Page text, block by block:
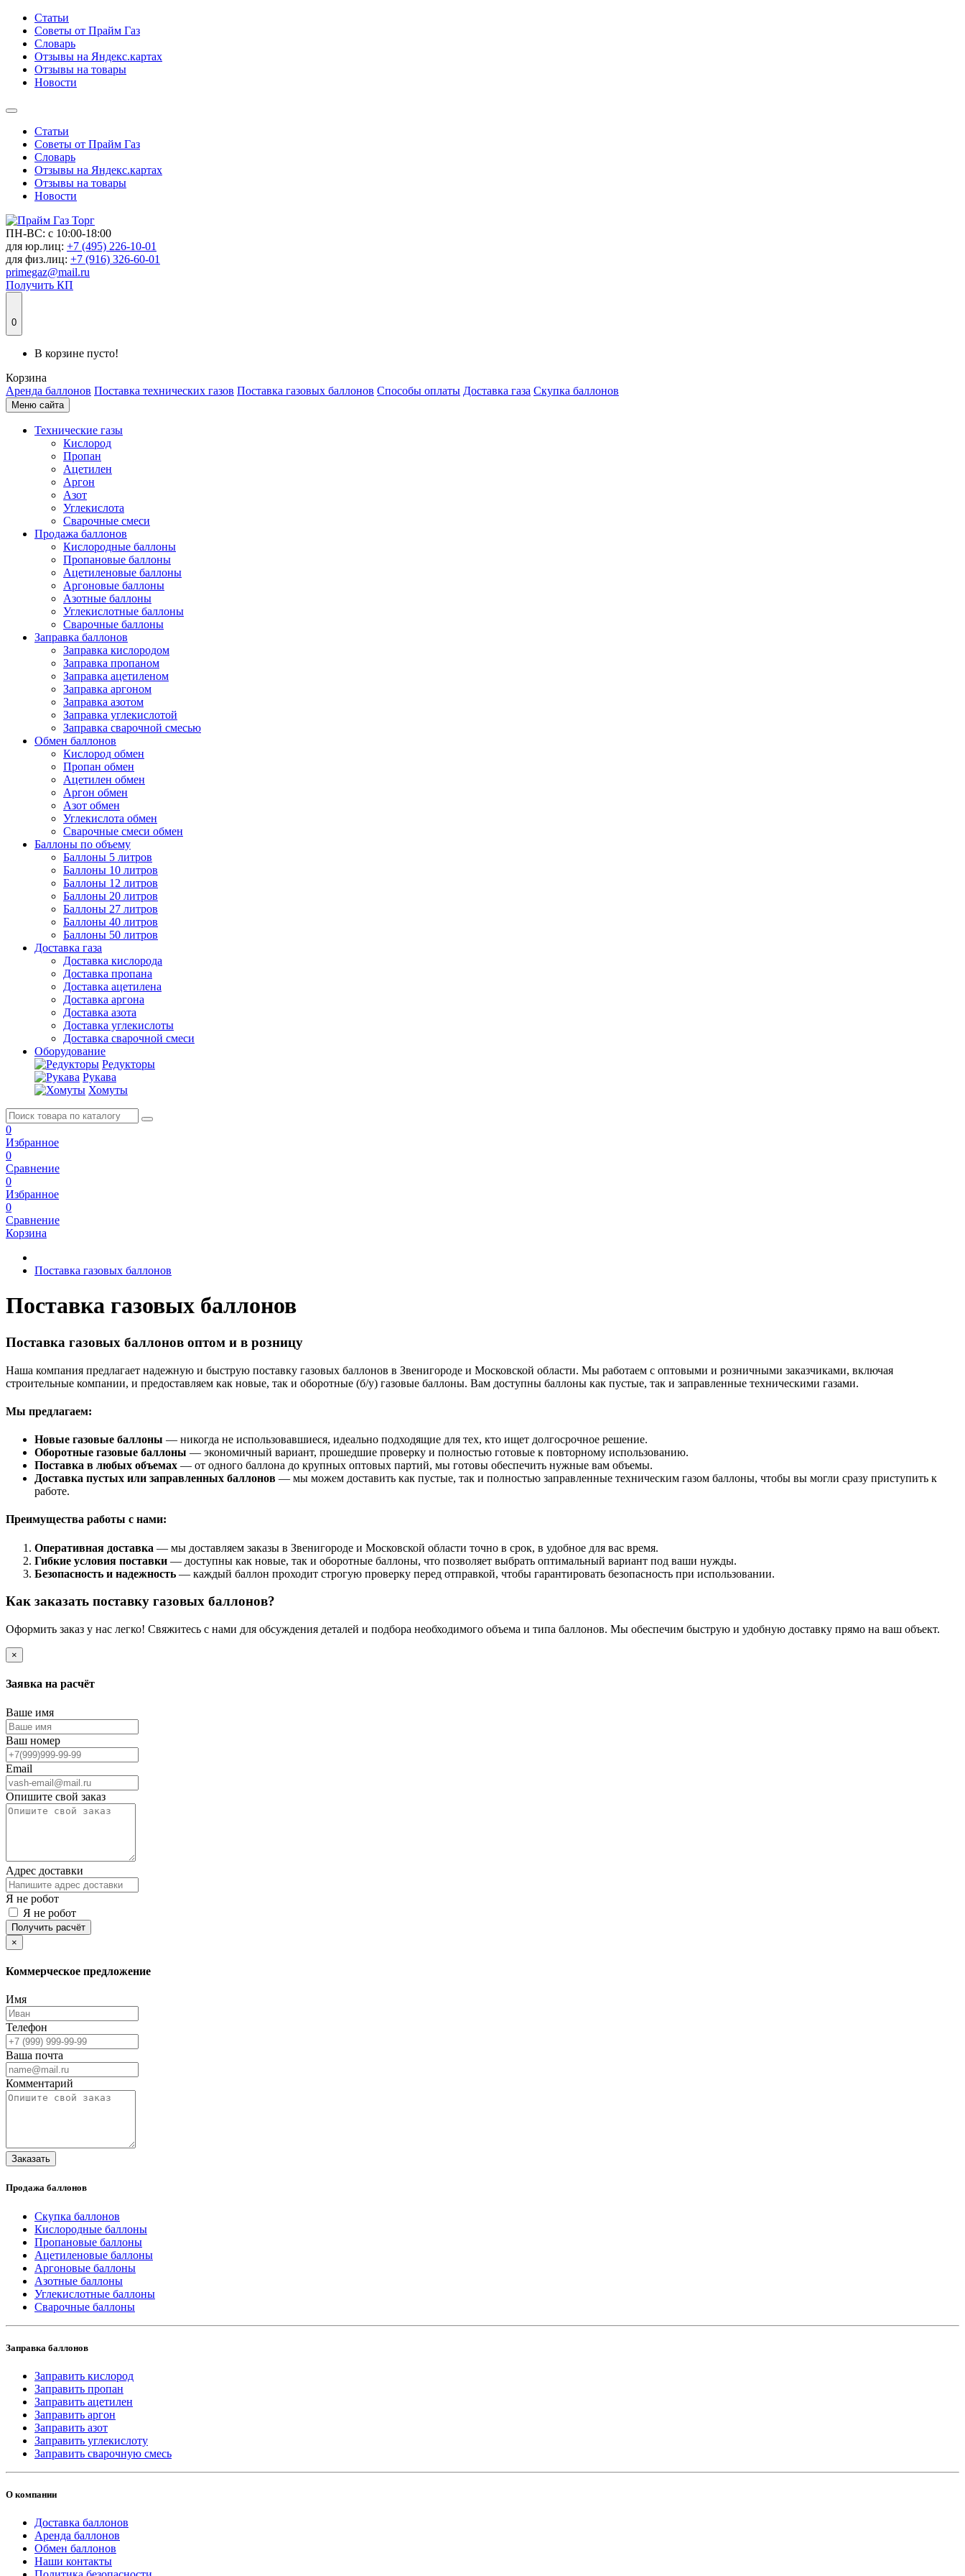
Статьи
Советы от Прайм Газ
Словарь
Отзывы на Яндекс.картах
Отзывы на товары
Новости
Статьи
Советы от Прайм Газ
Словарь
Отзывы на Яндекс.картах
Отзывы на товары
Новости
ПН-ВС: с 10:00-18:00
для юр.лиц: +7 (495) 226-10-01
для физ.лиц: +7 (916) 326-60-01
primegaz@mail.ru
Получить КП
0
В корзине пусто!
Корзина
Аренда баллонов Поставка технических газов Поставка газовых баллонов Способы оплаты Доставка газа Скупка баллонов
Меню сайта
Технические газы
Кислород
Пропан
Ацетилен
Аргон
Азот
Углекислота
Сварочные смеси
Продажа баллонов
Кислородные баллоны
Пропановые баллоны
Ацетиленовые баллоны
Аргоновые баллоны
Азотные баллоны
Углекислотные баллоны
Сварочные баллоны
Заправка баллонов
Заправка кислородом
Заправка пропаном
Заправка ацетиленом
Заправка аргоном
Заправка азотом
Заправка углекислотой
Заправка сварочной смесью
Обмен баллонов
Кислород обмен
Пропан обмен
Ацетилен обмен
Аргон обмен
Азот обмен
Углекислота обмен
Сварочные смеси обмен
Баллоны по объему
Баллоны 5 литров
Баллоны 10 литров
Баллоны 12 литров
Баллоны 20 литров
Баллоны 27 литров
Баллоны 40 литров
Баллоны 50 литров
Доставка газа
Доставка кислорода
Доставка пропана
Доставка ацетилена
Доставка аргона
Доставка азота
Доставка углекислоты
Доставка сварочной смеси
Оборудование
Редукторы
Рукава
Хомуты
0
Избранное
0
Сравнение
0
Избранное
0
Сравнение
Корзина
Поставка газовых баллонов
Поставка газовых баллонов
Поставка газовых баллонов оптом и в розницу
Наша компания предлагает надежную и быструю поставку газовых баллонов в Звенигороде и Московской области. Мы работаем с оптовыми и розничными заказчиками, включая
строительные компании, и предоставляем как новые, так и оборотные (б/у) газовые баллоны. Вам доступны баллоны как пустые, так и заправленные техническими газами.
Мы предлагаем:
Новые газовые баллоны — никогда не использовавшиеся, идеально подходящие для тех, кто ищет долгосрочное решение.
Оборотные газовые баллоны — экономичный вариант, прошедшие проверку и полностью готовые к повторному использованию.
Поставка в любых объемах — от одного баллона до крупных оптовых партий, мы готовы обеспечить нужные вам объемы.
Доставка пустых или заправленных баллонов — мы можем доставить как пустые, так и полностью заправленные техническим газом баллоны, чтобы вы могли сразу приступить к
работе.
Преимущества работы с нами:
Оперативная доставка — мы доставляем заказы в Звенигороде и Московской области точно в срок, в удобное для вас время.
Гибкие условия поставки — доступны как новые, так и оборотные баллоны, что позволяет выбрать оптимальный вариант под ваши нужды.
Безопасность и надежность — каждый баллон проходит строгую проверку перед отправкой, чтобы гарантировать безопасность при использовании.
Как заказать поставку газовых баллонов?
Оформить заказ у нас легко! Свяжитесь с нами для обсуждения деталей и подбора необходимого объема и типа баллонов. Мы обеспечим быструю и удобную доставку прямо на ваш объект.
×
Заявка на расчёт
Ваше имя
Ваш номер
Email
Опишите свой заказ
Адрес доставки
Я не робот
Я не робот
Получить расчёт
×
Коммерческое предложение
Имя
Телефон
Ваша почта
Комментарий
Заказать
Продажа баллонов
Скупка баллонов
Кислородные баллоны
Пропановые баллоны
Ацетиленовые баллоны
Аргоновые баллоны
Азотные баллоны
Углекислотные баллоны
Сварочные баллоны
Заправка баллонов
Заправить кислород
Заправить пропан
Заправить ацетилен
Заправить аргон
Заправить азот
Заправить углекислоту
Заправить сварочную смесь
О компании
Доставка баллонов
Аренда баллонов
Обмен баллонов
Наши контакты